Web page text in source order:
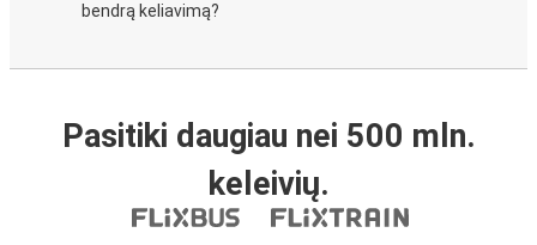
bendrą keliavimą?
Pasitiki daugiau nei 500 mln.
keleivių.